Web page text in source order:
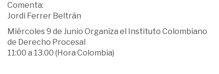
Comenta:
Jordi Ferrer Beltrán
Miércoles 9 de Junio Organiza el Instituto Colombiano
de Derecho Procesal
11:00 a 13.00 (Hora Colombia)